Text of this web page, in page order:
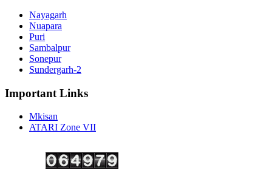
Nayagarh
Nuapara
Puri
Sambalpur
Sonepur
Sundergarh-2
Important Links
Mkisan
ATARI Zone VII